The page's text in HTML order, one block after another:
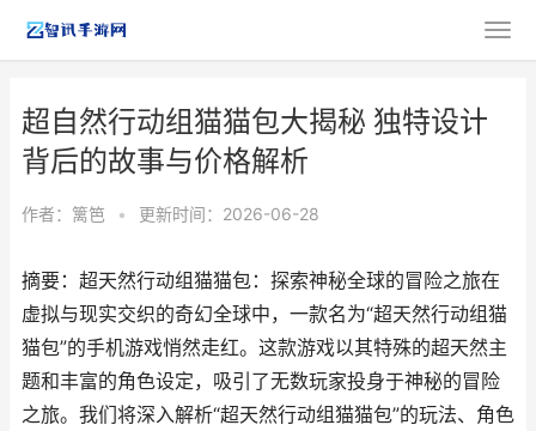
超自然行动组猫猫包大揭秘 独特设计
背后的故事与价格解析
作者： 篱笆 • 更新时间：2026-06-28
摘要：超天然行动组猫猫包：探索神秘全球的冒险之旅在
虚拟与现实交织的奇幻全球中，一款名为“超天然行动组猫
猫包”的手机游戏悄然走红。这款游戏以其特殊的超天然主
题和丰富的角色设定，吸引了无数玩家投身于神秘的冒险
之旅。我们将深入解析“超天然行动组猫猫包”的玩法、角色